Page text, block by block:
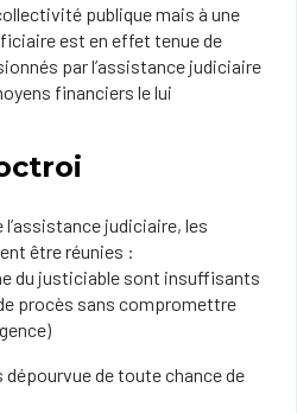
publique mais à une
est en effet tenue de
par l’assistance judiciaire
financiers le lui
judiciaire, les
être réunies :
du justiciable sont insuffisants
procès sans compromettre
dépourvue de toute chance de